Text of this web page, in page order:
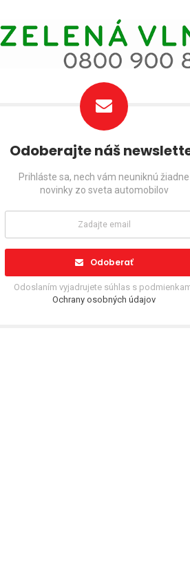
Odoberajte náš
Prihláste sa, nech vám neuniknú žiadne
novinky zo sveta automobilov
Odoberať
Odoslaním vyjadrujete súhlas s
Ochrany osobných údajov